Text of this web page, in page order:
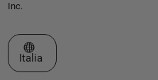
Inc.
Seleziona un sito web
Italia